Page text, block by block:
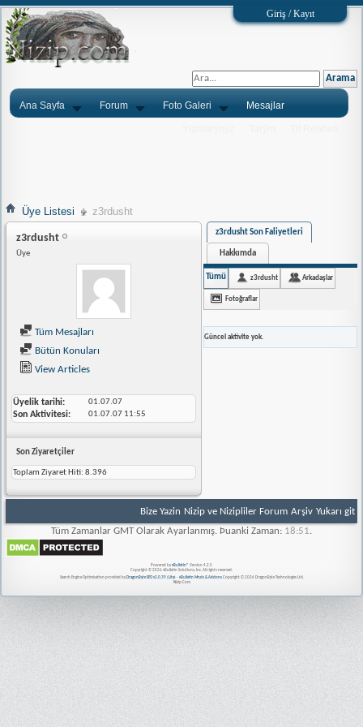
Giriş / Kayıt
Ana Sayfa Forum Foto Galeri Mesajlar
Üye Listesi z3rdusht
z3rdusht
Üye
Tüm Mesajları
Bütün Konuları
View Articles
Üyelik tarihi 01.07.07
Son Aktivitesi 01.07.07 11:55
Son Ziyaretçiler
Toplam Ziyaret Hiti: 8.396
z3rdusht Son Faliyetleri
Hakkımda
Tümü z3rdusht Arkadaşlar
Fotoğraflar
Güncel aktivite yok.
Bize Yazin Nizip ve Nizipliler Forum Arşiv Yukarı git
Tüm Zamanlar GMT Olarak Ayarlanmış. Þuanki Zaman: 18:51.
Powered by vBulletin® Version 4.2.5
Copyright © 2026 vBulletin Solutions, Inc. All rights reserved.
Search Engine Optimisation provided by DragonByte SEO v2.0.39 (Lite)- vBulletin Mods & AddonsCopyright © 2026 DragonByte Technologies Ltd.
Nizip.Com